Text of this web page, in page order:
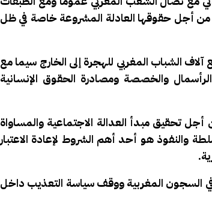
من أجل حقوقها العادلة المشروعة خاصة في ظل
آلاف الشباب المغربي للهجرة إلى الخارج سيما مع
الرأسمال والخصصة ومصادرة الحقوق الإنسانية
تحقيق مبدأ العدالة الاجتماعية والمساواة
والنفوذ هو أحد أهم الشروط لإعادة الاعتبار
السجون المغربية ووقف سياسة التعذيب داخل